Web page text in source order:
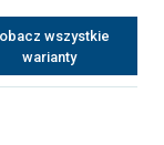
wszystkie
warianty